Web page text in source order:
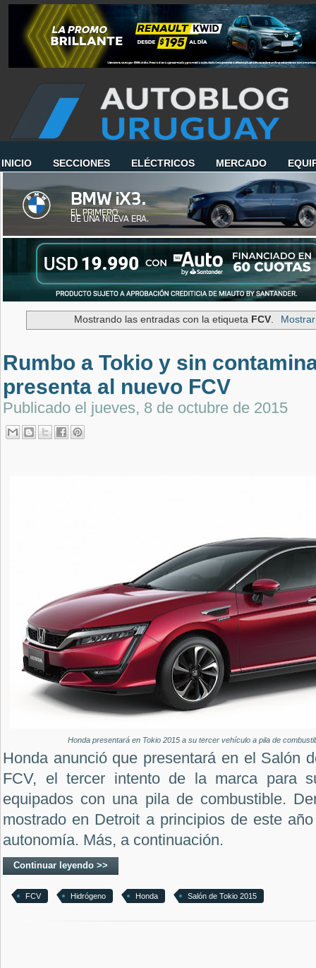
INICIO SECCIONES ELÉCTRICOS MERCADO
Mostrando las entradas con la etiqueta FCV.
Rumbo a Tokio y sin
presenta al nuevo FCV
Publicado el jueves, 8 de octubre de 2015
Honda presentará en Tokio 2015 a su tercer vehículo a pila de
Honda anunció que presentará en el Salón
FCV, el tercer intento de la marca para
equipados con una pila de combustible.
mostrado en Detroit a principios de este
autonomía. Más, a continuación.
Continuar leyendo >>
FCV Hidrógeno Honda Salón de Tokio 2015